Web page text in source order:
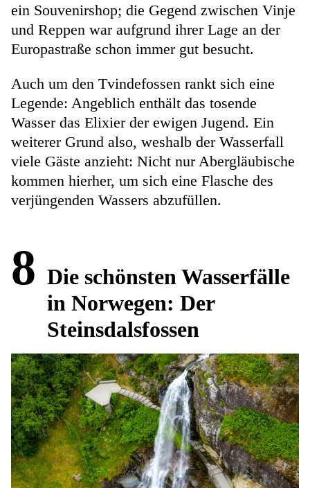
ein Souvenirshop; die Gegend zwischen Vinje
und Reppen war aufgrund ihrer Lage an der
Europastraße schon immer gut besucht.
Auch um den Tvindefossen rankt sich eine
Legende: Angeblich enthält das tosende
Wasser das Elixier der ewigen Jugend. Ein
weiterer Grund also, weshalb der Wasserfall
viele Gäste anzieht: Nicht nur Abergläubische
kommen hierher, um sich eine Flasche des
verjüngenden Wassers abzufüllen.
8 Die schönsten Wasserfälle
in Norwegen: Der
Steinsdalsfossen